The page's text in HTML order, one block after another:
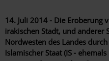
14. Juli 2014 - Die Eroberung
irakischen Stadt, und anderer
Nordwesten des Landes
Islamischer Staat (IS -